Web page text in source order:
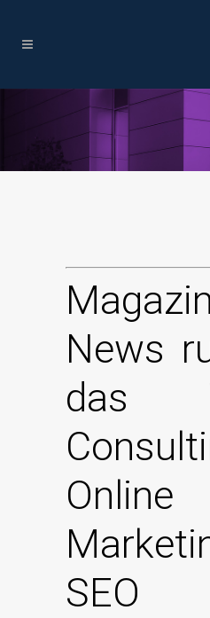
News
das
Online
SEO